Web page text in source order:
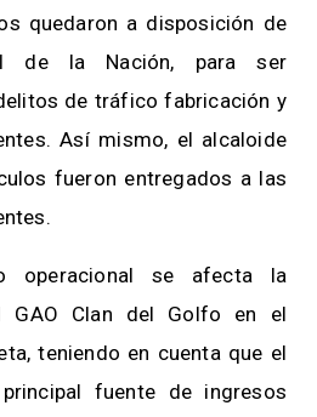
quedaron a disposición de
de la Nación, para ser
de tráfico fabricación y
Así mismo, el alcaloide
fueron entregados a las
operacional se afecta la
GAO Clan del Golfo en el
teniendo en cuenta que el
fuente de ingresos